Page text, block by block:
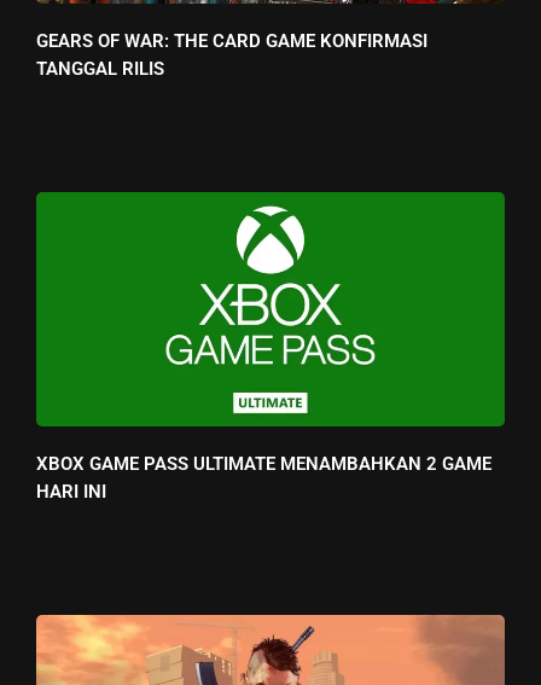
GEARS OF WAR: THE CARD GAME KONFIRMASI
TANGGAL RILIS
XBOX GAME PASS ULTIMATE MENAMBAHKAN 2 GAME
HARI INI